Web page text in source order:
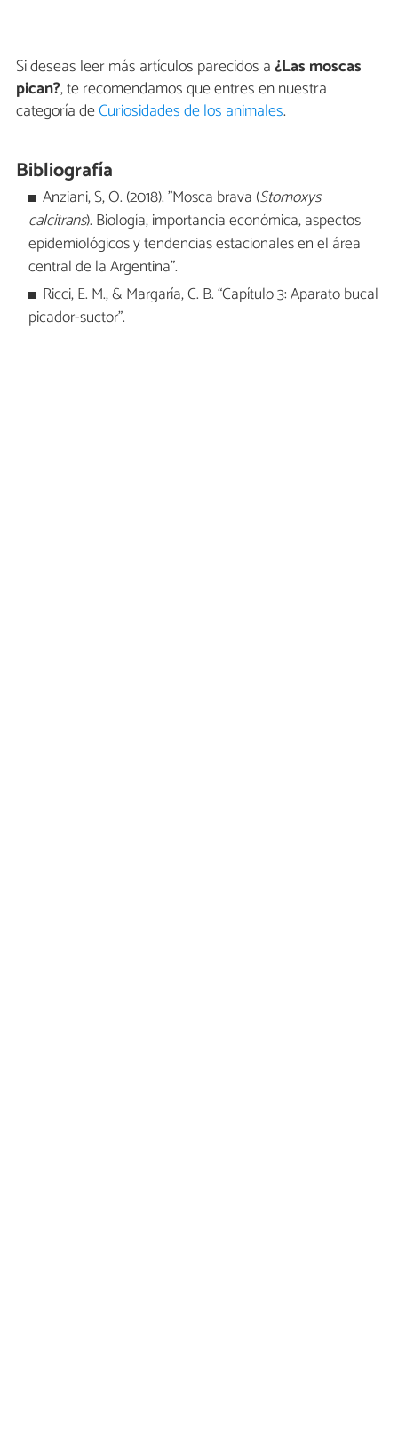
Si deseas leer más artículos parecidos a¿Las moscas
pican?, te recomendamos que entres en nuestra
categoría deCuriosidades de los animales.
Bibliografía
Anziani, S, O. (2018). "Mosca brava (Stomoxys
calcitrans). Biología, importancia económica, aspectos
epidemiológicos y tendencias estacionales en el área
central de la Argentina".
Ricci, E. M., & Margaría, C. B. “Capítulo 3: Aparato bucal
picador-suctor”.